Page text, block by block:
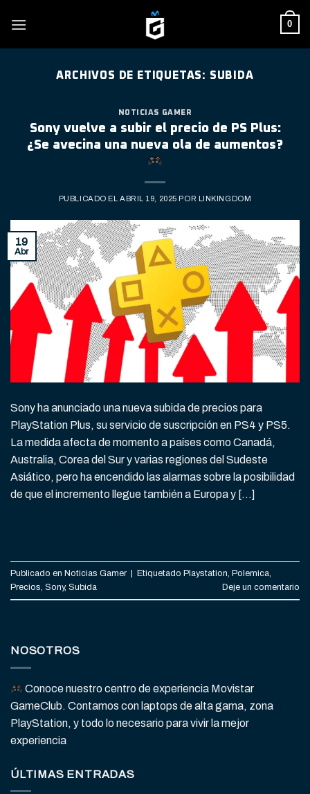
0
ARCHIVOS DE ETIQUETAS: SUBIDA
NOTICIAS GAMER
Sony vuelve a subir el precio de PS Plus:
¿Se avecina una nueva ola de aumentos?
PUBLICADO EL ABRIL 19, 2025 POR LINKINGDOM
19
Abr
Sony ha anunciado una nueva subida de precios para
PlayStation Plus, su servicio de suscripción en PS4 y PS5.
La medida afecta de momento a países como Canadá,
Australia, Corea del Sur y varias regiones del Sudeste
Asiático, pero ha encendido las alarmas sobre la posibilidad
de que el incremento llegue también a Europa y […]
Publicado en Noticias Gamer | Etiquetado Playstation Polemica
Precios Sony, Subida Deje un comentario
NOSOTROS
Conoce nuestro centro de experiencia Movistar
GameClub. Contamos con laptops de alta gama, zona
PlayStation, y todo lo necesario para vivir la mejor
experiencia
ÚLTIMAS ENTRADAS